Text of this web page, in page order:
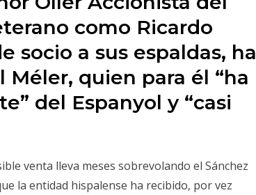
como Ricardo
socio a sus espaldas, ha
quien para él “ha
del Espanyol y “casi
venta lleva meses sobrevolando el Sánchez
la entidad hispalense ha recibido, por vez